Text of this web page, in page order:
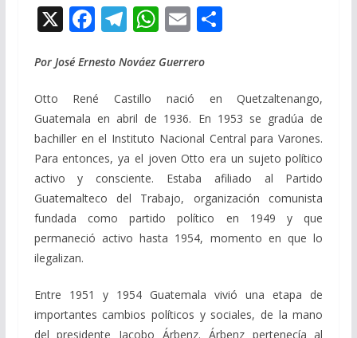
X F
e
b
o
o
k
T
e
gr
a
m
W
at
s
A
p
p
E
ai
l
C
p
ar
ti
r
Por José Ernesto Nováez Guerrero
Otto René Castillo nació en Quetzaltenango,
Guatemala en abril de 1936. En 1953 se gradúa de
bachiller en el Instituto Nacional Central para Varones.
Para entonces, ya el joven Otto era un sujeto político
activo y consciente. Estaba afiliado al Partido
Guatemalteco del Trabajo, organización comunista
fundada como partido político en 1949 y que
permaneció activo hasta 1954, momento en que lo
ilegalizan.
Entre 1951 y 1954 Guatemala vivió una etapa de
importantes cambios políticos y sociales, de la mano
del presidente Jacobo Árbenz. Árbenz pertenecía al